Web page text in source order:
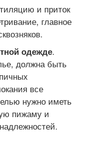
и приток
главное
одежде.
должна быть
все
нужно иметь
пижаму и